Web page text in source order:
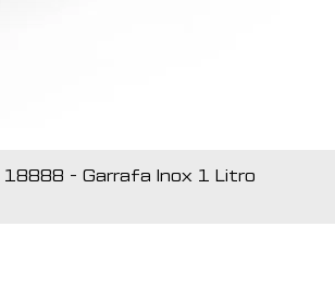
18888 - Garrafa Inox 1 Litro